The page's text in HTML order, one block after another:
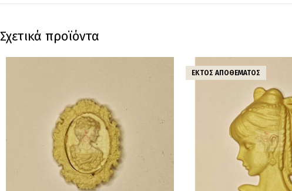
Σχετικά προϊόντα
ΕΚΤΌΣ ΑΠΟΘΈΜΑΤΟΣ